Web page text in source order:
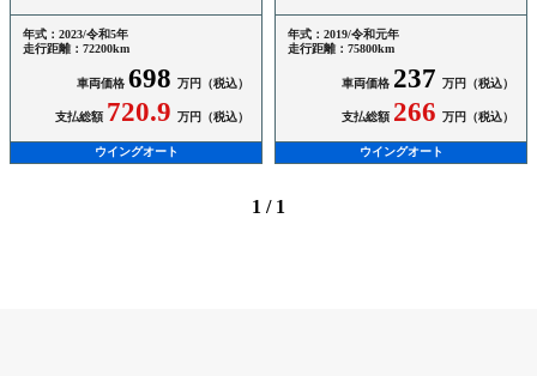
年式：2023/令和5年
走行距離：72200km
車両価格 698 万円（税込）
支払総額 720.9 万円（税込）
ウイングオート
年式：2019/令和元年
走行距離：75800km
車両価格 237 万円（税込）
支払総額 266 万円（税込）
ウイングオート
1 / 1